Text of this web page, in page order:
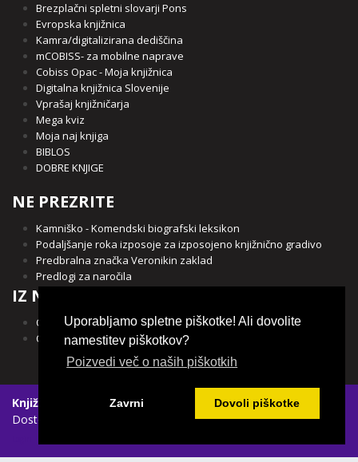
Brezplačni spletni slovarji Pons
Evropska knjižnica
Kamra/digitalizirana dediščina
mCOBISS- za mobilne naprave
Cobiss Opac - Moja knjižnica
Digitalna knjižnica Slovenije
Vprašaj knjižničarja
Mega kviz
Moja naj knjiga
BIBLOS
DOBRE KNJIGE
NE PREZRITE
Kamniško - Komendski biografski leksikon
Podaljšanje roka izposoje za izposojeno knjižnično gradivo
Predbralna značka Veronikin zaklad
Predlogi za naročila
IZ NAŠE OBČINE
Občina Kamnik
Občina Komenda
Knjižnica Franceta Balantiča Kamnik | Spletni piškotki
Dostopnost vsebin
Uporabljamo spletne piškotke! Ali dovolite
namestitev piškotkov?
Poizvedi več o naših piškotkih
Zavrni Dovoli piškotke